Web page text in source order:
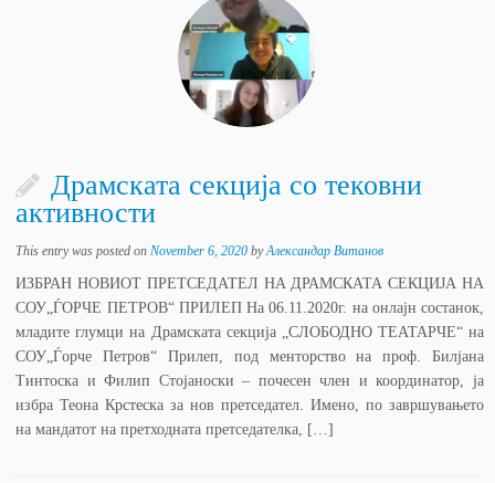
Драмската секција со тековни
активности
This entry was posted onNovember 6, 2020 byАлександар Витанов
ИЗБРАН НОВИОТ ПРЕТСЕДАТЕЛ НА ДРАМСКАТА СЕКЦИЈА НА
СОУ„ЃОРЧЕ ПЕТРОВ“ ПРИЛЕП На 06.11.2020г. на онлајн состанок,
младите глумци на Драмската секција „СЛОБОДНО ТЕАТАРЧЕ“ на
СОУ„Ѓорче Петров“ Прилеп, под менторство на проф. Билјана
Тинтоска и Филип Стојаноски – почесен член и координатор, ја
избра Теона Крстеска за нов претседател. Имено, по завршувањето
на мандатот на претходната претседателка, […]